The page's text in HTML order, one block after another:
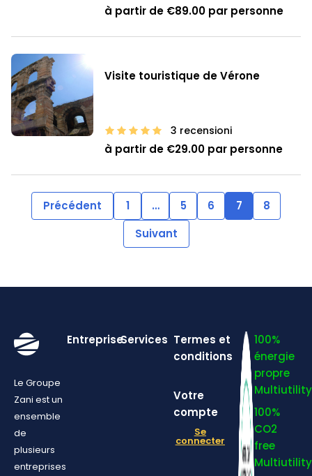
à partir de €89.00 par personne
Visite touristique de Vérone
3 recensioni
à partir de €29.00 par personne
Précédent 1 … 5 6 7
8
Suivant
Le Groupe
Zani est un
ensemble
de
plusieurs
entreprises
EntrepriseServices Termes et
conditions
Votre
compte
Se
connecter
100%
énergie
propre
Multiutility
100%
CO2
free
Multiutility